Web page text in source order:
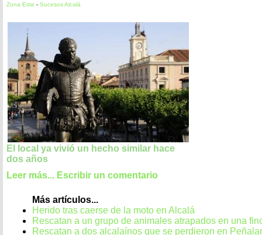
Zona Este - Sucesos Alcalá
El local ya vivió un hecho similar hace
dos años
Leer más... Escribir un comentario
Más artículos...
Herido tras caerse de la moto en Alcalá
Rescatan a un grupo de animales atrapados en una
Rescatan a dos alcalaínos que se perdieron en